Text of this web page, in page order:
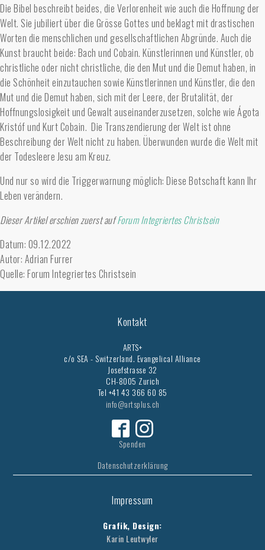
Die Bibel beschreibt beides, die Verlorenheit wie auch die Hoffnung der
Welt. Sie jubiliert über die Grösse Gottes und beklagt mit drastischen
Worten die menschlichen und gesellschaftlichen Abgründe. Auch die
Kunst braucht beide: Bach und Cobain. Künstlerinnen und Künstler, ob
christliche oder nicht christliche, die den Mut und die Demut haben, in
die Schönheit einzutauchen sowie Künstlerinnen und Künstler, die den
Mut und die Demut haben, sich mit der Leere, der Brutalität, der
Hoffnungslosigkeit und Gewalt auseinanderzusetzen, solche wie Ágota
Kristóf und Kurt Cobain. Die Transzendierung der Welt ist ohne
Beschreibung der Welt nicht zu haben. Überwunden wurde die Welt mit
der Todesleere Jesu am Kreuz.
Und nur so wird die Triggerwarnung möglich: Diese Botschaft kann Ihr
Leben verändern.
Dieser Artikel erschien zuerst aufForum Integriertes Christsein
Datum: 09.12.2022
Autor: Adrian Furrer
Quelle: Forum Integriertes Christsein
Kontakt
ARTS+
c/o SEA - Switzerland. Evangelical Alliance
Josefstrasse 32
CH-8005 Zurich
Tel +41 43 366 60 85
info@artsplus.ch
Spenden
Datenschutzerklärung
Impressum
Grafik, Design:
Karin Leutwyler